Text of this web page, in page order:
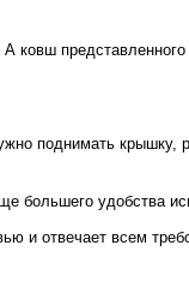
ковш представленного
поднимать крышку,
большего удобства
и отвечает всем